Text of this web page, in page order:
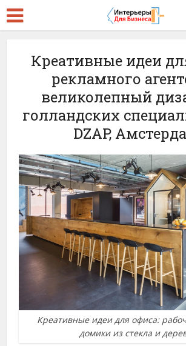
Креативные идеи
рекламного
великолепный
голландских
DZAP,
Креативные идеи для офиса:
домики из стекла и